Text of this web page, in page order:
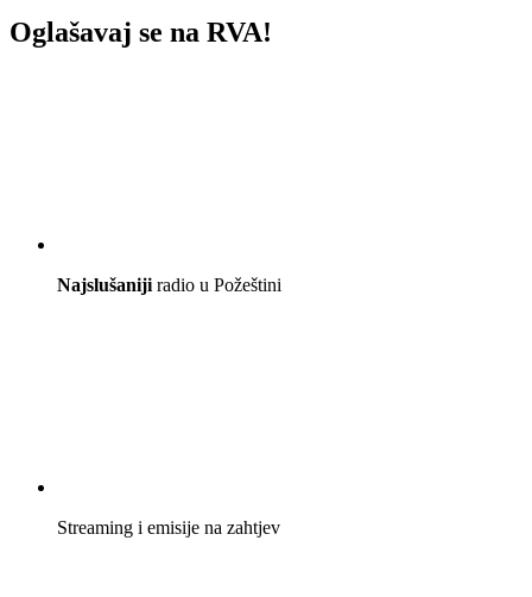
Oglašavaj se na RVA!
Najslušaniji radio u Požeštini
Streaming i emisije na zahtjev